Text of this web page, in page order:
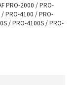
PRO-2000 / PRO-
PRO-4100 / PRO-
/ PRO-4100S / PRO-